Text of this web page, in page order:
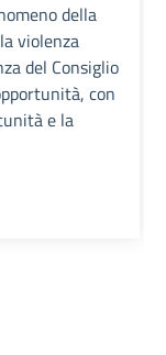
della
violenza
del Consiglio
con
e la